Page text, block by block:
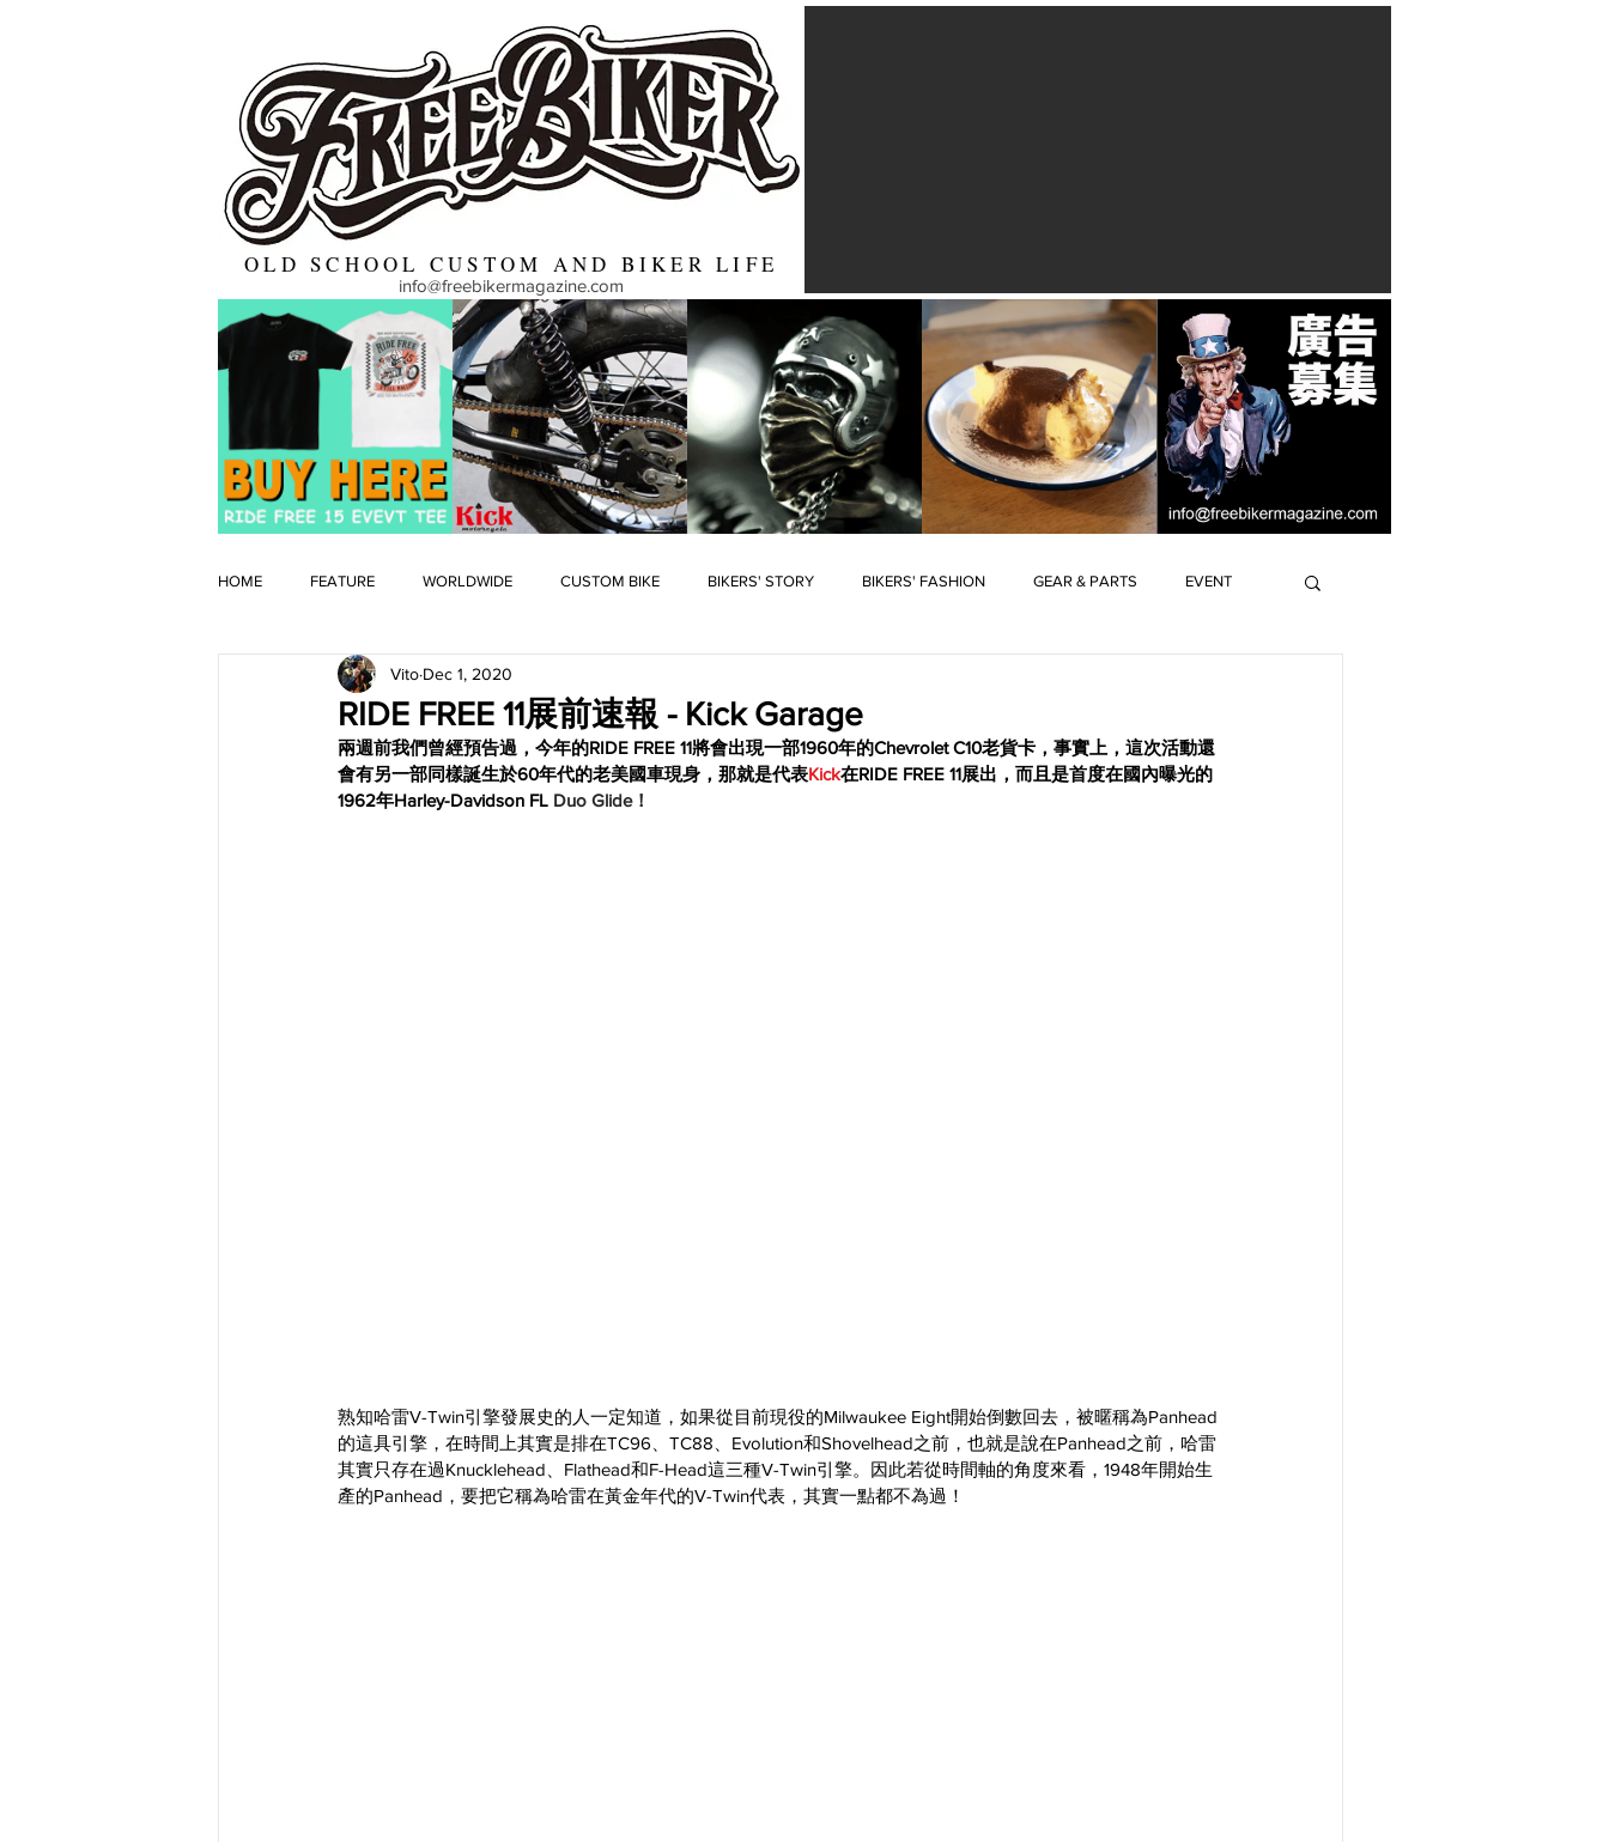
OLD SCHOOL CUSTOM AND BIKER LIFE
info@freebikermagazine.com
HOME FEATURE WORLDWIDE CUSTOM BIKE BIKERS' STORY BIKERS' FASHION GEAR & PARTS EVENT
OLD TIMER
RIDE FREE 11展前速報 - Kick Garage
Vito Dec 1, 2020
兩週前我們曾經預告過，今年的RIDE FREE 11將會出現一部1960年的Chevrolet C10老貨卡，事實上，這次活動還
會有另一部同樣誕生於60年代的老美國車現身，那就是代表Kick在RIDE FREE 11展出，而且是首度在國內曝光的
1962年Harley-Davidson FL Duo Glide！
熟知哈雷V-Twin引擎發展史的人一定知道，如果從目前現役的Milwaukee Eight開始倒數回去，被暱稱為Panhead
的這具引擎，在時間上其實是排在TC96、TC88、Evolution和Shovelhead之前，也就是說在Panhead之前，哈雷
其實只存在過Knucklehead、Flathead和F-Head這三種V-Twin引擎。因此若從時間軸的角度來看，1948年開始生
產的Panhead，要把它稱為哈雷在黃金年代的V-Twin代表，其實一點都不為過！